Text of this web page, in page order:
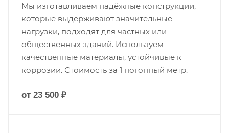
Мы изготавливаем надёжные конструкции,
которые выдерживают значительные
нагрузки, подходят для частных или
общественных зданий. Используем
качественные материалы, устойчивые к
коррозии. Стоимость за 1 погонный метр.
от 23 500 ₽